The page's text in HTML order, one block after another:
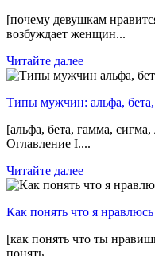
[почему девушкам
возбуждает женщин...
Читайте далее
Типы мужчин: альфа,
[альфа, бета, гамма,
Оглавление I....
Читайте далее
Как понять что я
[как понять что ты
понять...